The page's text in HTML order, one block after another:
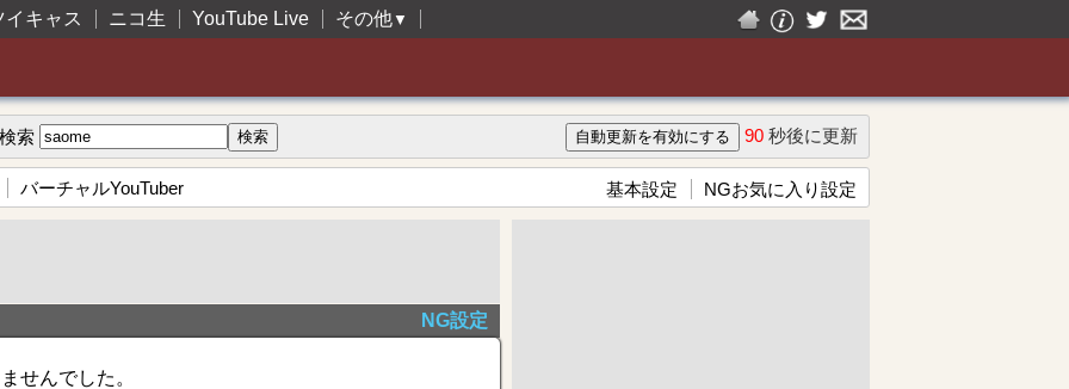
イキャス ニコ生 YouTube Live その他▼
検索 90 秒後に更新
バーチャルYouTuber 基本設定 NGお気に入り設定
NG設定
せんでした。